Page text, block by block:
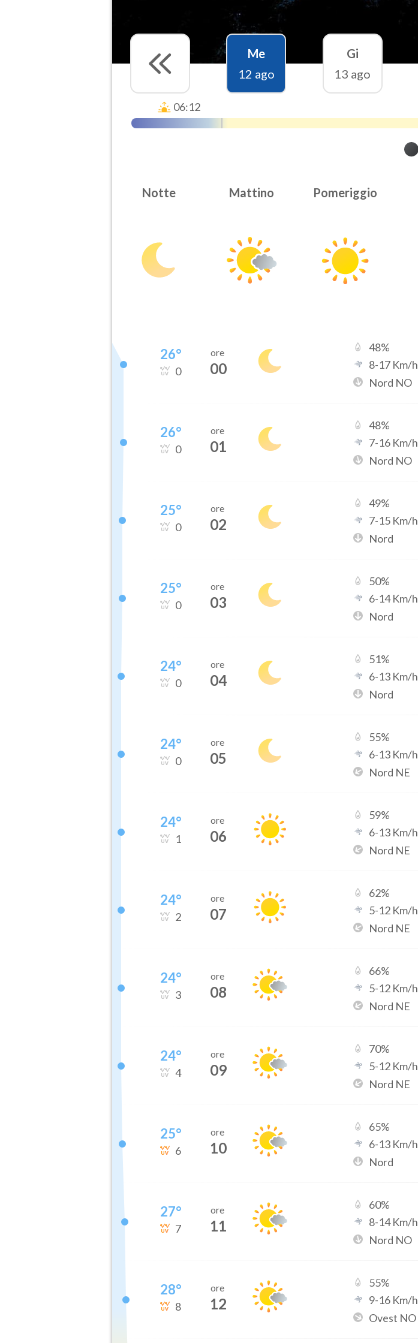
Me
12 ago
Gi
13 ago
06:12
Notte Mattino Pomeriggio
26°
0
ore
00
48%
8-17 Km/h
Nord NO
26°
0
ore
01
48%
7-16 Km/h
Nord NO
25°
0
ore
02
49%
7-15 Km/h
Nord
25°
0
ore
03
50%
6-14Km/h
Nord
24°
0
ore
04
51%
6-13 Km/h
Nord
24°
0
ore
05
55%
6-13 Km/h
Nord NE
24°
1
ore
06
59%
6-13 Km/h
Nord NE
24°
2
ore
07
62%
5-12 Km/h
Nord NE
24°
3
ore
08
66%
5-12 Km/h
Nord NE
24°
4
ore
09
70%
5-12 Km/h
Nord NE
25°
6
ore
10
65%
6-13 Km/h
Nord
27°
7
ore
11
60%
8-14Km/h
Nord NO
28°
8
ore
12
55%
9-16 Km/h
Ovest NO